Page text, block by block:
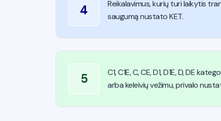
4
Reikalavimus, kurių turi laikytis
saugumą nustato KET.
5
C1, C1E, C, CE, D1, D1E, D, DE
arba keleivių vežimu, privalo